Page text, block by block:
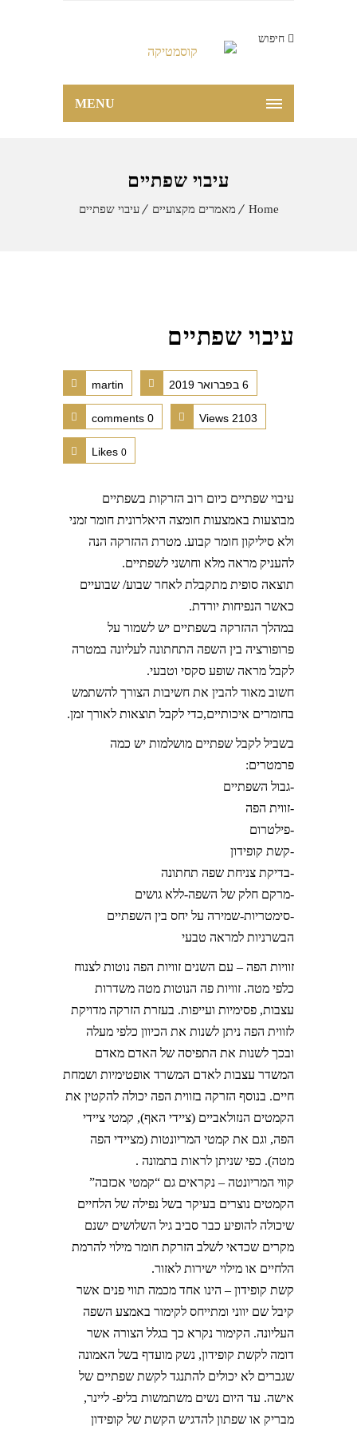
MENU
חיפוש
עיבוי שפתיים
Home מאמרים מקצועיים עיבוי שפתיים
עיבוי שפתיים
martin 6 בפברואר 2019
0 comments 2103 Views
0
Likes
עיבוי שפתיים כיום רוב הזרקות בשפתיים
מבוצעות באמצעות חומצה היאלרונית חומר זמני
ולא סיליקון חומר קבוע. מטרת ההזרקה הנה
להעניק מראה מלא וחושני לשפתיים.
תוצאה סופית מתקבלת לאחר שבוע/ שבועיים
כאשר הנפיחות יורדת.
במהלך ההזרקה בשפתיים יש לשמור על
פרופורציה בין השפה התחתונה לעליונה במטרה
לקבל מראה שופע סקסי וטבעי.
חשוב מאוד להבין את חשיבות הצורך להשתמש
בחומרים איכותיים,כדי לקבל תוצאות לאורך זמן.
בשביל לקבל שפתיים מושלמות יש כמה
פרמטרים:
-גבול השפתיים
-זווית הפה
-פילטרום
-קשת קופידון
-בדיקת צניחת שפה תחתונה
-מרקם חלק של השפה-ללא גושים
-סימטריות-שמירה על יחס בין השפתיים
הבשרניות למראה טבעי
זוויות הפה – עם השנים זוויות הפה נוטות לצנוח
כלפי מטה. זוויות פה הנוטות מטה משדרות
עצבות, פסימיות ועייפות. בעזרת הזרקה מדויקת
לזווית הפה ניתן לשנות את הכיוון כלפי מעלה
ובכך לשנות את התפיסה של האדם מאדם
המשדר עצבות לאדם המשרד אופטימיות ושמחת
חיים. בנוסף הזרקה בזווית הפה יכולה להקטין את
הקמטים הנזולאביים (ציידי האף), קמטי ציידי
הפה, וגם את קמטי המריונטות (מציידי הפה
מטה). כפי שניתן לראות בתמונה .
קווי המריונטה – נקראים גם “קמטי אכזבה”
הקמטים נוצרים בעיקר בשל נפילה של הלחיים
שיכולה להופיע כבר סביב גיל השלושים ישנם
מקרים שכדאי לשלב הזרקת חומר מילוי להרמת
הלחיים או מילוי ישירות לאזור.
קשת קופידון – הינו אחד מכמה תווי פנים אשר
קיבל שם יווני ומתייחס לקימור באמצע השפה
העליונה. הקימור נקרא כך בגלל הצורה אשר
דומה לקשת קופידון, נשק מועדף בשל האמונה
שגברים לא יכולים להתנגד לקשת שפתיים של
אישה. עד היום נשים משתמשות בליפ- ליינר,
מבריק או שפתון להדגיש הקשת של קופידון